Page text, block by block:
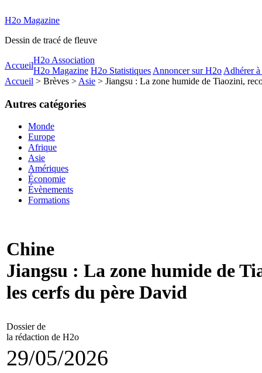
H2o Magazine
Dessin de tracé de fleuve
Accueil
H2o Association
H2o Magazine H2o Statistiques Annoncer sur H2o Adhérer
Accueil > Brèves > Asie > Jiangsu : La zone humide de Tiaozini,
Autres catégories
Monde
Europe
Afrique
Asie
Amériques
Économie
Évènements
Formations
Chine
Jiangsu : La zone humide de
les cerfs du père David
Dossier de
la rédaction de H2o
29/05/2026